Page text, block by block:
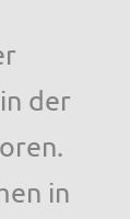
der
in